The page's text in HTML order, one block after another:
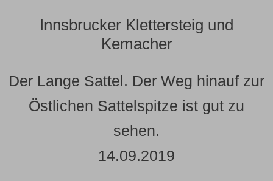
Innsbrucker Klettersteig und
Kemacher
Der Lange Sattel. Der Weg hinauf zur
Östlichen Sattelspitze ist gut zu
sehen.
14.09.2019